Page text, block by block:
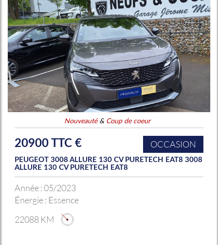
Nouveauté& Coup de coeur
20900 TTC € OCCASION
PEUGEOT 3008 ALLURE 130 CV PURETECH EAT8 3008
ALLURE 130 CV PURETECH EAT8
Année :05/2023
Énergie : Essence
22088 KM